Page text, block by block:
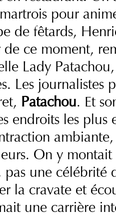
pour
de fêtards,
de ce moment,
Lady
Les journalistes
Patachou. Et
endroits les plus
On y
pas une célébrité
la cravate et
une carrière